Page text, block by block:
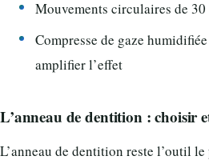
Mouvements circulaires de 30
Compresse de gaze
amplifier l’effet
L’anneau de dentition : choisir
L’anneau de dentition reste l’outil